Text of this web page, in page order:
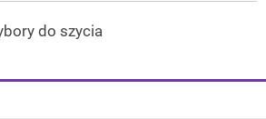
do szycia